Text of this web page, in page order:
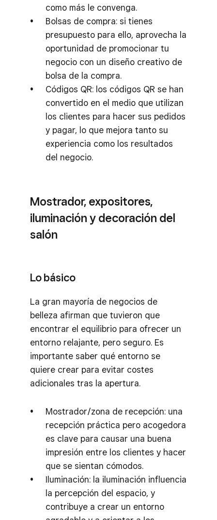
como más le convenga.
Bolsas de compra: si tienes
presupuesto para ello, aprovecha la
oportunidad de promocionar tu
negocio con un diseño creativo de
bolsa de la compra.
Códigos QR: los códigos QR se han
convertido en el medio que utilizan
los clientes para hacer sus pedidos
y pagar, lo que mejora tanto su
experiencia como los resultados
del negocio.
Mostrador, expositores,
iluminación y decoración del
salón
Lo básico
La gran mayoría de negocios de
belleza afirman que tuvieron que
encontrar el equilibrio para ofrecer un
entorno relajante, pero seguro. Es
importante saber qué entorno se
quiere crear para evitar costes
adicionales tras la apertura.
Mostrador/zona de recepción: una
recepción práctica pero acogedora
es clave para causar una buena
impresión entre los clientes y hacer
que se sientan cómodos.
Iluminación: la iluminación influencia
la percepción del espacio, y
contribuye a crear un entorno